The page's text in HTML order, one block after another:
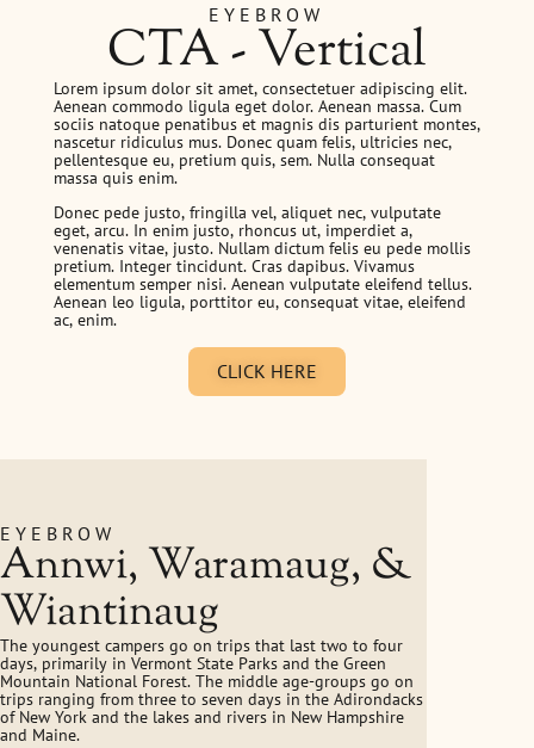
EYEBROW
CTA - Vertical
Lorem ipsum dolor sit amet, consectetuer adipiscing elit.
Aenean commodo ligula eget dolor. Aenean massa. Cum
sociis natoque penatibus et magnis dis parturient montes,
nascetur ridiculus mus. Donec quam felis, ultricies nec,
pellentesque eu, pretium quis, sem. Nulla consequat
massa quis enim.
Donec pede justo, fringilla vel, aliquet nec, vulputate
eget, arcu. In enim justo, rhoncus ut, imperdiet a,
venenatis vitae, justo. Nullam dictum felis eu pede mollis
pretium. Integer tincidunt. Cras dapibus. Vivamus
elementum semper nisi. Aenean vulputate eleifend tellus.
Aenean leo ligula, porttitor eu, consequat vitae, eleifend
ac, enim.
CLICK HERE
EYEBROW
Annwi, Waramaug, &
Wiantinaug
The youngest campers go on trips that last two to four
days, primarily in Vermont State Parks and the Green
Mountain National Forest. The middle age-groups go on
trips ranging from three to seven days in the Adirondacks
of New York and the lakes and rivers in New Hampshire
and Maine.